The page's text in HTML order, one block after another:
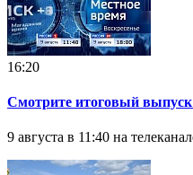
16:20
Смотрите итоговый
9 августа в 11:40 на